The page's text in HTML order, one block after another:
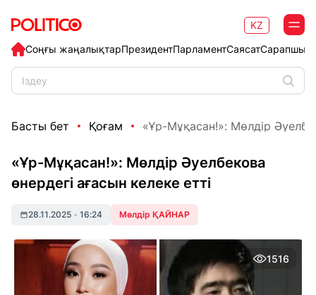
Соңғы жаңалықтарПрезидентПарламентСаясат
KZ
Басты бет Қоғам «Ұр-Мұқасан!»: Мөлдір
«Ұр-Мұқасан!»: Мөлдір Әуелбекова
өнердегі ағасын келеке етті
28.11.2025 • 16:24 Мөлдір ҚАЙНАР
1516